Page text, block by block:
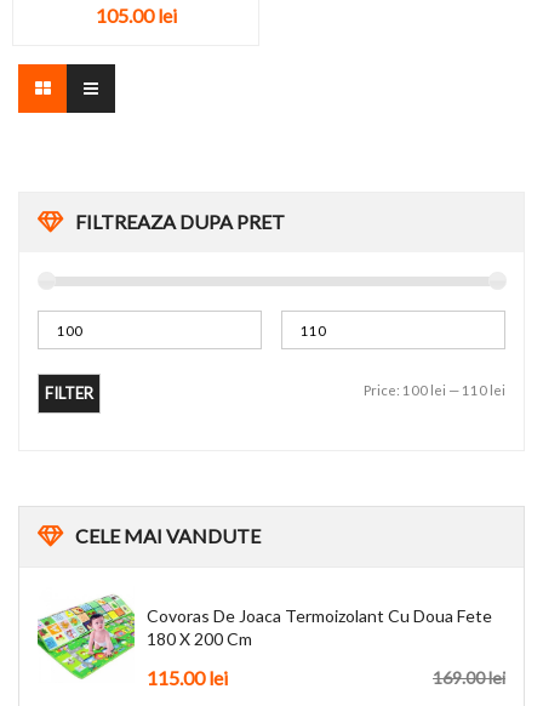
FILTREAZA DUPA PRET
FILTER Price: 100 lei — 110 lei
CELEMAI VANDUTE
Covoras De Joaca Termoizolant Cu Doua Fete
180 X 200 Cm
169.00lei
115.00lei
105.00lei